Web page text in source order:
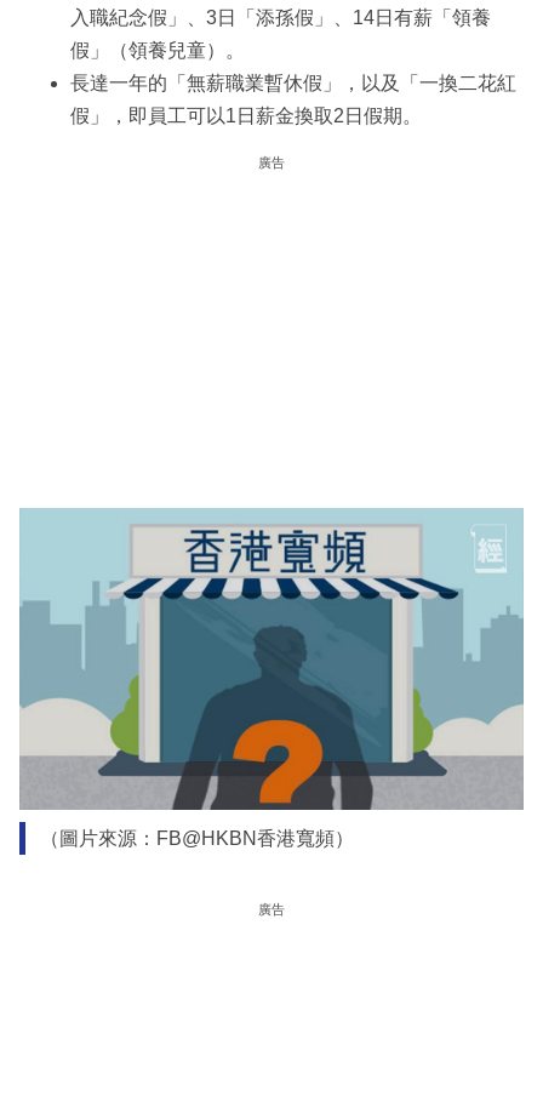
入職紀念假」、3日「添孫假」、14日有薪「領養
假」（領養兒童）。
長達一年的「無薪職業暫休假」，以及「一換二花紅
假」，即員工可以1日薪金換取2日假期。
廣告
（圖片來源：FB@HKBN香港寬頻）
廣告